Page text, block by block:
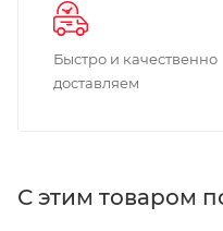
Быстро и качественно
доставляем
С этим товаром